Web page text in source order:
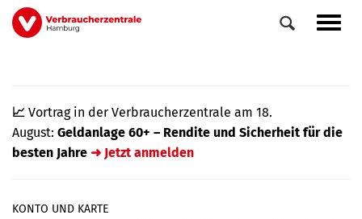
Direkt
zum
📈 Vortrag in der Verbraucherzentrale am 18.
August: Geldanlage 60+ – Rendite und Sicherheit für die
besten Jahre ➜ Jetzt anmelden
KONTO UND KARTE